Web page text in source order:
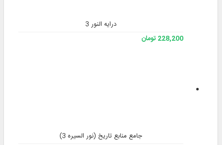
درایه النور 3
228,200 تومان
جامع منابع تاریخ (نور السیره 3)